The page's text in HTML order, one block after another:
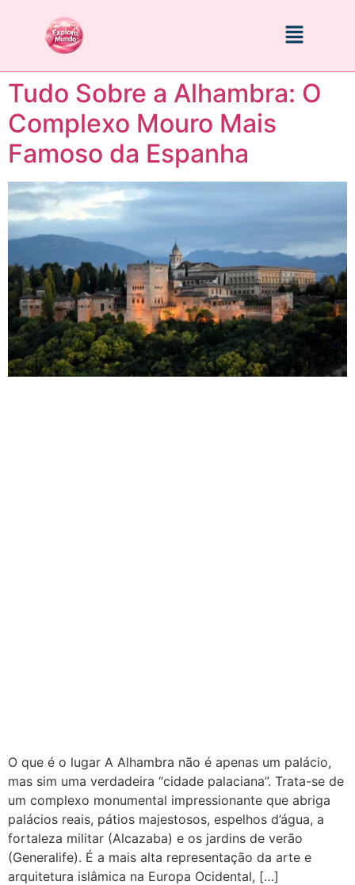
Tudo Sobre a Alhambra: O
Complexo Mouro Mais
Famoso da Espanha
O que é o lugar A Alhambra não é apenas um palácio,
mas sim uma verdadeira “cidade palaciana”. Trata-se de
um complexo monumental impressionante que abriga
palácios reais, pátios majestosos, espelhos d’água, a
fortaleza militar (Alcazaba) e os jardins de verão
(Generalife). É a mais alta representação da arte e
arquitetura islâmica na Europa Ocidental, […]